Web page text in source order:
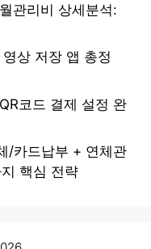
관리비 상세분석:
상 저장 앱 총정
코드 결제 설정 완
/카드납부 + 연체관
핵심 전략